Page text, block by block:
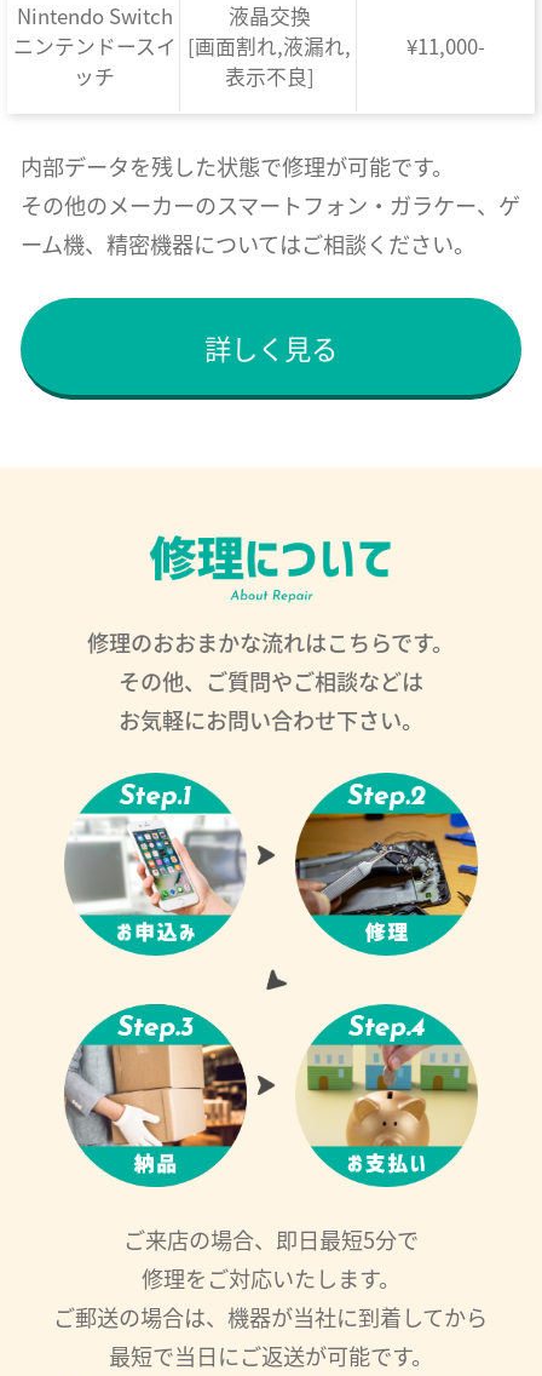
Nintendo Switch
ニンテンドースイ
ッチ
液晶交換
[画面割れ,液漏れ,
表示不良]
¥11,000-
内部データを残した状態で修理が可能です。
その他のメーカーのスマートフォン・ガラケー、ゲ
ーム機、精密機器についてはご相談ください。
詳しく見る
修理のおおまかな流れはこちらです。
その他、ご質問やご相談などは
お気軽にお問い合わせ下さい。
ご来店の場合、即日最短5分で
修理をご対応いたします。
ご郵送の場合は、機器が当社に到着してから
最短で当日にご返送が可能です。